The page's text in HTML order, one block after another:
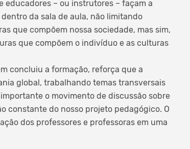
– ou instrutores – façam a
da sala de aula, não limitando
que compõem nossa sociedade, mas sim,
que compõem o indivíduo e as culturas
concluiu a formação, reforça que a
global, trabalhando temas transversais
o movimento de discussão sobre
constante do nosso projeto pedagógico. O
dos professores e professoras em uma